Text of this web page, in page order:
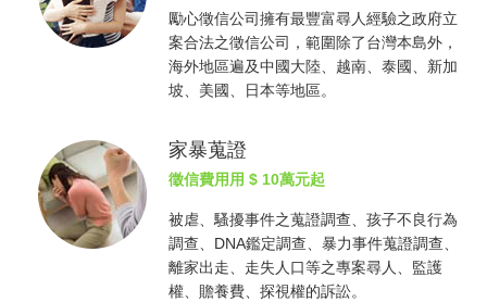
勵心徵信公司擁有最豐富尋人經驗之政府立
案合法之徵信公司 ，範圍除了台灣本島外，
海外地區遍及中國大陸、越南、泰國、新加
坡、美國、日本等地區。
家暴蒐證
徵信費用用 $ 10萬元起
被虐、騷擾事件之蒐證調查、孩子不良行為
調查、DNA鑑定調查、暴力事件蒐證調查、
離家出走、走失人口等之專案尋人、監護
權、贍養費、探視權的訴訟。